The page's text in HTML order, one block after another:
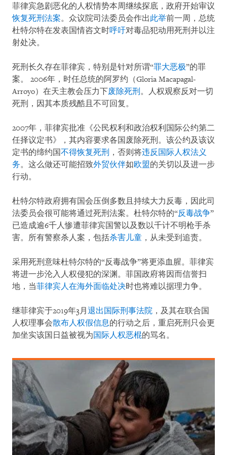
菲律宾急剧恶化的人权情势本周继续探底，政府开始审议
恢复死刑法案。众议院司法委员会作出此举前一周，总统
杜特尔特在发表国情咨文时呼吁对毒品犯动用死刑并以注
射处决。
死刑长久存在菲律宾，特别是针对所谓“罪大恶极”的罪
案。 2006年，时任总统的阿罗约（Gloria Macapagal-
Arroyo）在天主教会压力下废除死刑 。人权观察反对一切
死刑，因其本质残酷且不可回复。
2007年，菲律宾批准《公民权利和政治权利国际公约第二
任择议定书》，其内容要求各国废除死刑。该公约及该议
定书的缔约国不得恢复死刑 ，否则将违反国际人权法义
务。这么做还可能招致外贸伙伴如欧盟的关切以及进一步
行动。
杜特尔特政府拥有国会压倒多数且持续大力反毒，因此司
法委员会很可能将通过死刑法案。杜特尔特的“反毒战争”
已造成逾6千人惨遭菲律宾国警以及数以千计不明枪手杀
害。所有警察杀人案，包括杀害儿童 ，从未受到追责。
采用死刑意味杜特尔特的“反毒战争”将更添血腥。菲律宾
将进一步沦入人权侵犯的深渊。菲国政府将因而信誉扫
地，当菲律宾人在海外面临处决时也将难以据理力争。
继菲律宾于2019年3月 退出国际刑事法院 ，及其在联合国
人权理事会散布人权假信息的行动之后，重启死刑只会更
加坐实该国日益被视为国际人权恶棍的骂名。